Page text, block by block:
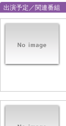
出演予定／関連番組